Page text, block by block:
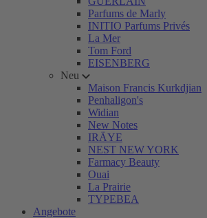
Parfums de Marly
INITIO Parfums Privés
La Mer
Tom Ford
EISENBERG
Neu
Maison Francis Kurkdjian
Penhaligon's
Widian
New Notes
IRÄYE
NEST NEW YORK
Farmacy Beauty
Ouai
La Prairie
TYPEBEA
Angebote